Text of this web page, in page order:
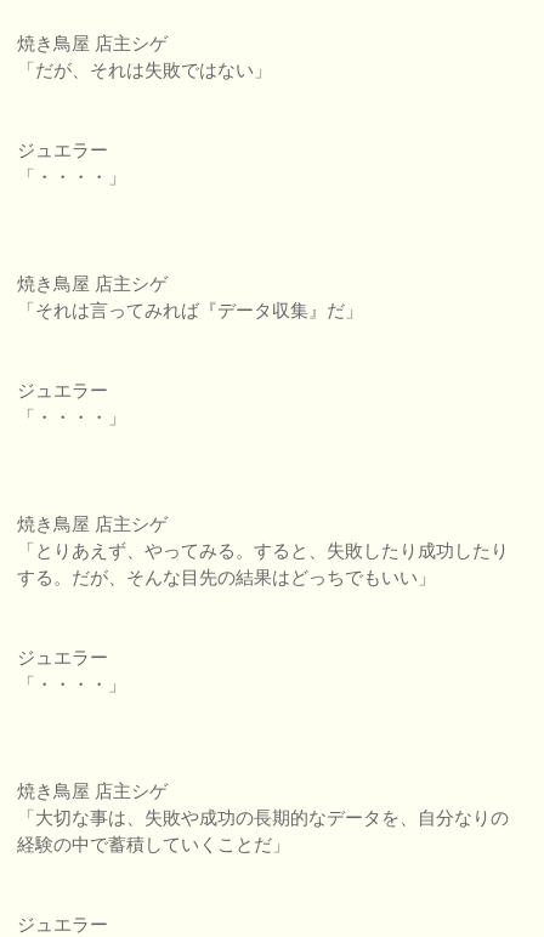
焼き鳥屋 店主シゲ
「だが、それは失敗ではない」
ジュエラー
「・・・・」
焼き鳥屋 店主シゲ
「それは言ってみれば『データ収集』だ」
ジュエラー
「・・・・」
焼き鳥屋 店主シゲ
「とりあえず、やってみる。すると、失敗したり成功したり
する。だが、そんな目先の結果はどっちでもいい」
ジュエラー
「・・・・」
焼き鳥屋 店主シゲ
「大切な事は、失敗や成功の長期的なデータを、自分なりの
経験の中で蓄積していくことだ」
ジュエラー